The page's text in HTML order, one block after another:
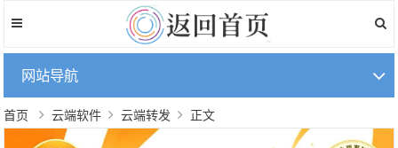
网站导航
首页 云端软件 云端转发 正文